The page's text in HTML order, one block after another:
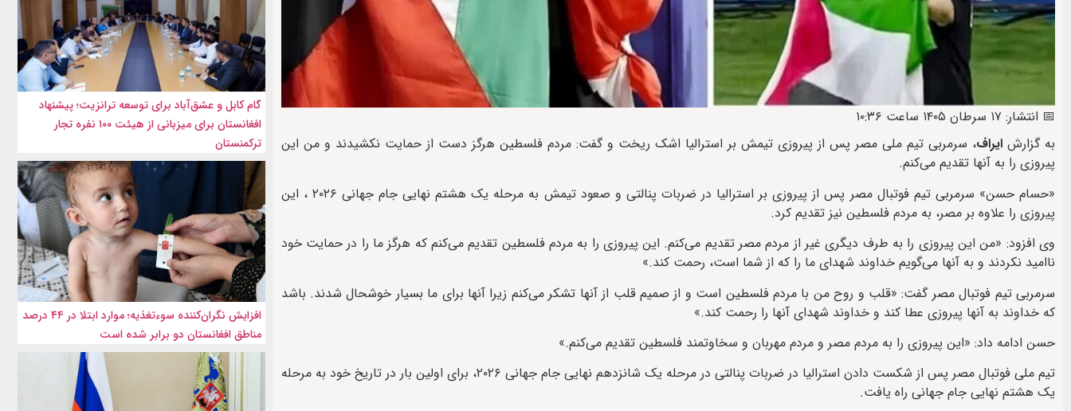
📅 انتشار: ۱۷ سرطان ۱۴۰۵ ساعت ۱۰:۳۶
به گزارشایراف، سرمربی تیم ملی مصر پس از پیروزی تیمش بر استرالیا اشک ریخت و گفت: مردم فلسطین هرگز دست از حمایت نکشیدند و من این
پیروزی را به آنها تقدیم می‌کنم.
«حسام حسن» سرمربی تیم فوتبال مصر پس از پیروزی بر استرالیا در ضربات پنالتی و صعود تیمش به مرحله یک هشتم نهایی جام جهانی ۲۰۲۶ ، این
پیروزی را علاوه بر مصر، به مردم فلسطین نیز تقدیم کرد.
وی افزود: «من این پیروزی را به طرف دیگری غیر از مردم مصر تقدیم می‌کنم. این پیروزی را به مردم فلسطین تقدیم می‌کنم که هرگز ما را در حمایت خود
ناامید نکردند و به آنها می‌گویم خداوند شهدای ما را که از شما است، رحمت کند.»
سرمربی تیم فوتبال مصر گفت: «قلب و روح من با مردم فلسطین است و از صمیم قلب از آنها تشکر می‌کنم زیرا آنها برای ما بسیار خوشحال شدند. باشد
که خداوند به آنها پیروزی عطا کند و خداوند شهدای آنها را رحمت کند.»
حسن ادامه داد: «این پیروزی را به مردم مصر و مردم مهربان و سخاوتمند فلسطین تقدیم می‌کنم.»
تیم ملی فوتبال مصر پس از شکست دادن استرالیا در ضربات پنالتی در مرحله یک شانزدهم نهایی جام جهانی ۲۰۲۶، برای اولین بار در تاریخ خود به مرحله
یک هشتم نهایی جام جهانی راه یافت.
گام کابل و عشق‌آباد برای توسعه ترانزیت؛ پیشنهاد
افغانستان برای میزبانی از هیئت ۱۰۰ نفره تجار
ترکمنستان
افزایش نگران‌کننده سوءتغذیه؛ موارد ابتلا در ۴۴ درصد
مناطق افغانستان دو برابر شده است